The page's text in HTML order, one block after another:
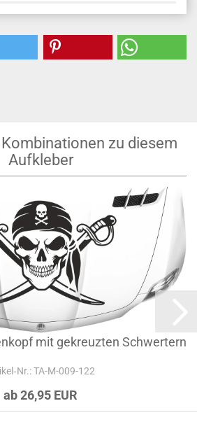
zu diesem
Aufkleber
mit gekreuzten Schwertern
TA-M-009-122
ab 26,95 EUR